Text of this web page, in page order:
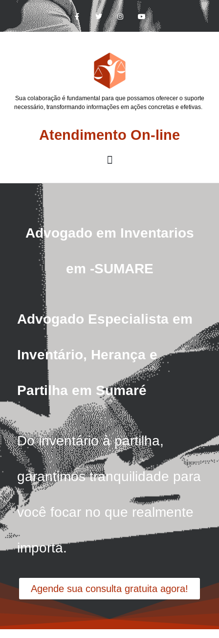
Sua colaboração é fundamental para que possamos oferecer o suporte
necessário, transformando informações em ações concretas e efetivas.
Atendimento On-line
Advogado em Inventarios
em -SUMARE
Advogado Especialista em
Inventário, Herança e
Partilha em Sumaré
Do inventário à partilha,
garantimos tranquilidade para
você focar no que realmente
importa.
Agende sua consulta gratuita agora!